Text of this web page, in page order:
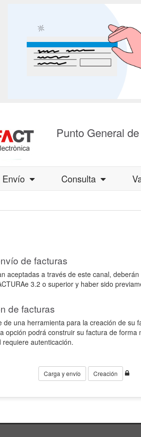
Punto General
Envío Consulta
de facturas
aceptadas a través de este canal,
3.2 o superior y haber sido
de facturas
de una herramienta para la creación de su
opción podrá construir su factura de forma
requiere autenticación.
Carga y envío Creación